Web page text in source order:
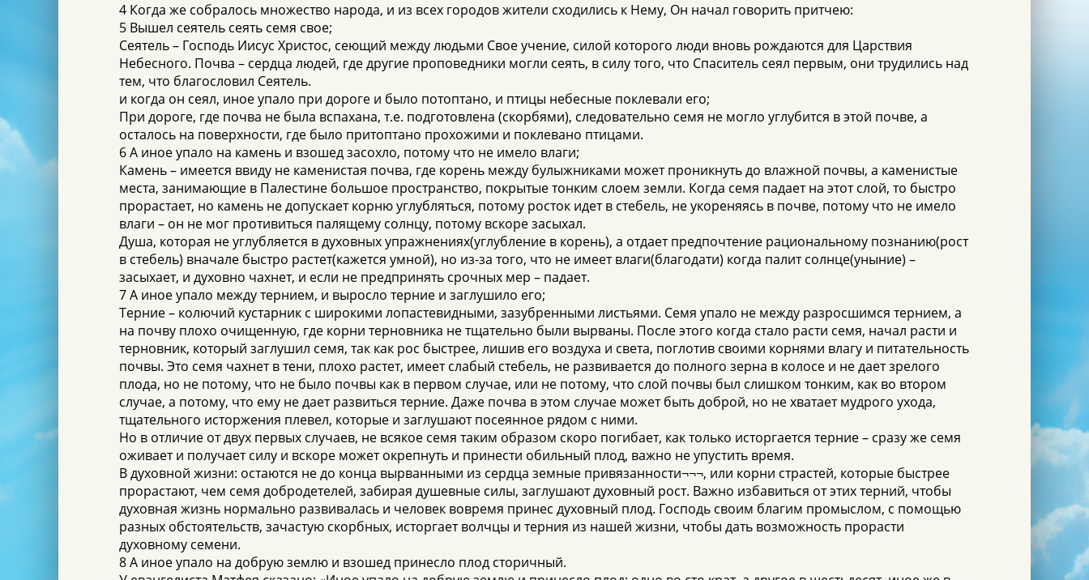
4 Когда же собралось множество народа, и из всех городов жители сходились к Нему, Он начал говорить притчею:
5 Вышел сеятель сеять семя свое;
Сеятель – Господь Иисус Христос, сеющий между людьми Свое учение, силой которого люди вновь рождаются для Царствия
Небесного. Почва – сердца людей, где другие проповедники могли сеять, в силу того, что Спаситель сеял первым, они трудились над
тем, что благословил Сеятель.
и когда он сеял, иное упало при дороге и было потоптано, и птицы небесные поклевали его;
При дороге, где почва не была вспахана, т.е. подготовлена (скорбями), следовательно семя не могло углубится в этой почве, а
осталось на поверхности, где было притоптано прохожими и поклевано птицами.
6 А иное упало на камень и взошед засохло, потому что не имело влаги;
Камень – имеется ввиду не каменистая почва, где корень между булыжниками может проникнуть до влажной почвы, а каменистые
места, занимающие в Палестине большое пространство, покрытые тонким слоем земли. Когда семя падает на этот слой, то быстро
прорастает, но камень не допускает корню углубляться, потому росток идет в стебель, не укореняясь в почве, потому что не имело
влаги – он не мог противиться палящему солнцу, потому вскоре засыхал.
Душа, которая не углубляется в духовных упражнениях(углубление в корень), а отдает предпочтение рациональному познанию(рост
в стебель) вначале быстро растет(кажется умной), но из-за того, что не имеет влаги(благодати) когда палит солнце(уныние) –
засыхает, и духовно чахнет, и если не предпринять срочных мер – падает.
7 А иное упало между тернием, и выросло терние и заглушило его;
Терние – колючий кустарник с широкими лопастевидными, зазубренными листьями. Семя упало не между разросшимся тернием, а
на почву плохо очищенную, где корни терновника не тщательно были вырваны. После этого когда стало расти семя, начал расти и
терновник, который заглушил семя, так как рос быстрее, лишив его воздуха и света, поглотив своими корнями влагу и питательность
почвы. Это семя чахнет в тени, плохо растет, имеет слабый стебель, не развивается до полного зерна в колосе и не дает зрелого
плода, но не потому, что не было почвы как в первом случае, или не потому, что слой почвы был слишком тонким, как во втором
случае, а потому, что ему не дает развиться терние. Даже почва в этом случае может быть доброй, но не хватает мудрого ухода,
тщательного исторжения плевел, которые и заглушают посеянное рядом с ними.
Но в отличие от двух первых случаев, не всякое семя таким образом скоро погибает, как только исторгается терние – сразу же семя
оживает и получает силу и вскоре может окрепнуть и принести обильный плод, важно не упустить время.
В духовной жизни: остаются не до конца вырванными из сердца земные привязанности¬¬¬, или корни страстей, которые быстрее
прорастают, чем семя добродетелей, забирая душевные силы, заглушают духовный рост. Важно избавиться от этих терний, чтобы
духовная жизнь нормально развивалась и человек вовремя принес духовный плод. Господь своим благим промыслом, с помощью
разных обстоятельств, зачастую скорбных, исторгает волчцы и терния из нашей жизни, чтобы дать возможность прорасти
духовному семени.
8 А иное упало на добрую землю и взошед принесло плод сторичный.